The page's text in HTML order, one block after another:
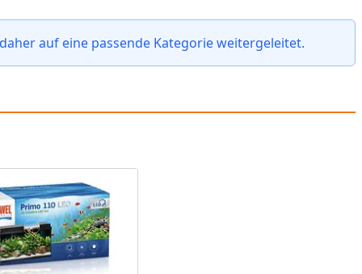
auf eine passende Kategorie weitergeleitet.